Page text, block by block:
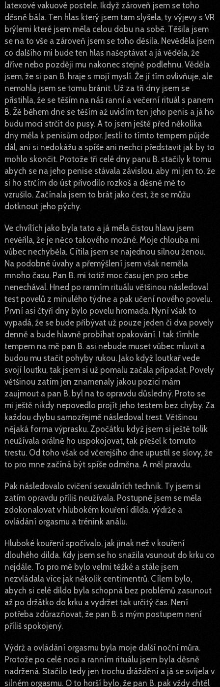
latexové vakuové postele. Ikdyž zároveň jsem se toho
děsně bála. Ten hlas který jsem tam slyšela, ty výjevy s VR
brýlemi které jsem měla celou dobu na sobě. Těšila jsem
se na to vše a zároveň jsem se toho děsila. Nevěděla jsem
co dalšího mi bude ten hlas našeptávat a já věděla, že
dříve nebo později mu nakonec stejně podlehnu. Věděla
jsem, že si pan B. hraje s mojí myslí. Že jí tím ovlivňuje, ale
nemohla jsem se tomu bránit. Už za tři dny jsem se
přistihla, že se těším na náš ranní a večerní rituál s panem
B. Žě během dne se těším až uvidím ten jeho penis a já ho
budu moci strčit do pusy. A to jsem ještě před několika
dny měla k penisům odpor. Jestli to tímto tempem půjde
dál, ani si nedokážu a spíše ani nechci představit jak by to
mohlo skončit. Protože tři celé dny panu B. stačily k tomu
abych se na jeho penise stávala závislou, aby mi jen to, že
si ho strčím do úst přivodilo rozkoš a děsně mě to
vzrušilo. Začínala jsem to brát jako čest, že se můžu
dotknout jeho pýchy.
Ve chvílích jako byla tato a já měla čistou hlavu jsem
nevěřila, že je něco takového možné. Moje chlouba mi
vůbec nechyběla. Cítila jsem se najednou silnou ženou.
Na podobné úvahy a přemýšlení jsem však neměla
mnoho času. Pan B. mi totiž moc času jen pro sebe
nenechával. Hned po ranním rituálu většinou následoval
test povelů z minulého týdne a pak učení nového povelu.
První asi čtyři dny bylo povelu hromada. Nyní však to
vypadá, že se bude přibývat už pouze jeden či dva povely
denně a bude hlavně probíhat opakování. I tak tímhle
tempem na mě pan B. asi nebude muset vůbec mluvit a
budou mu stačit pohyby rukou. Jako když loutkař vede
svojí loutku, tak jsem si už pomalu začala připadat. Povely
většinou zatím jen znamenaly jakou pozici mám
zaujmout a pan B. byl na to opravdu důsledný. Proto se
mi ještě nikdy nepovedlo projít jeho testem bez chyby. Za
každou chybu samozřejmě následoval trest. Většinou
nějaká forma výprasku. Zpočátku když jsem si ještě tolik
neužívala orálně ho uspokojovat, tak přešel k tomuto
trestu. Od toho však od včerejšího dne upustil se slovy, že
to pro mne začíná být spíše odměna. A měl pravdu.
Pak následovalo cvičení sexuálních technik. Ty jsem si
zatím opravdu příliš neužívala. Postupně jsem se měla
zdokonalovat v hlubokém kouření dilda, výdrže a
ovládání orgasmu a trénink análu.
Hluboké kouření spočívalo, jak jinak než v kouření
dlouhého dilda. Kdy jsem se ho snažila vsunout do krku co
nejdále. To pro mě bylo velmi těžké a stále jsem
nezvládala více jak několik centimentrů. Cílem bylo,
abych si celé dildo byla schopná bez problémů zasunout
až po držátko do krku a vydržet tak určitý čas. Není
potřeba zdůrazňovat, že pan B. s mým postupem není
příliš spokojený.
Výdrž a ovládání orgasmu byla moje další noční můra.
Protože po celé noci a ranním rituálu jsem byla děsně
nadržená. Stačilo tedy jen trochu dráždění a já se svíjela v
silném orgasmu. O to horší bylo, že pan B. pak vždy chtěl